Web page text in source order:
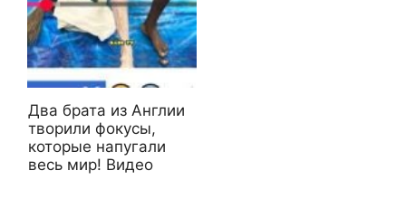
Два брата из Англии
творили фокусы,
которые напугали
весь мир! Видео